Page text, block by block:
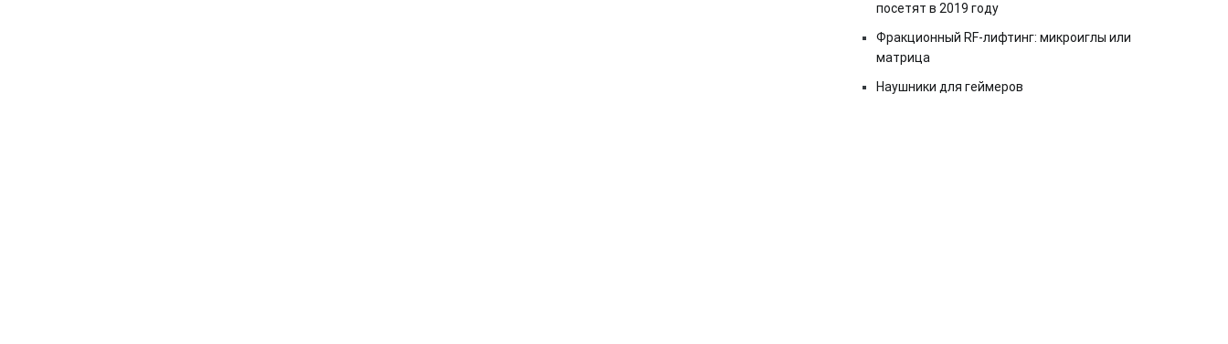
посетят в 2019 году
Фракционный RF-лифтинг: микроиглы или
матрица
Наушники для геймеров